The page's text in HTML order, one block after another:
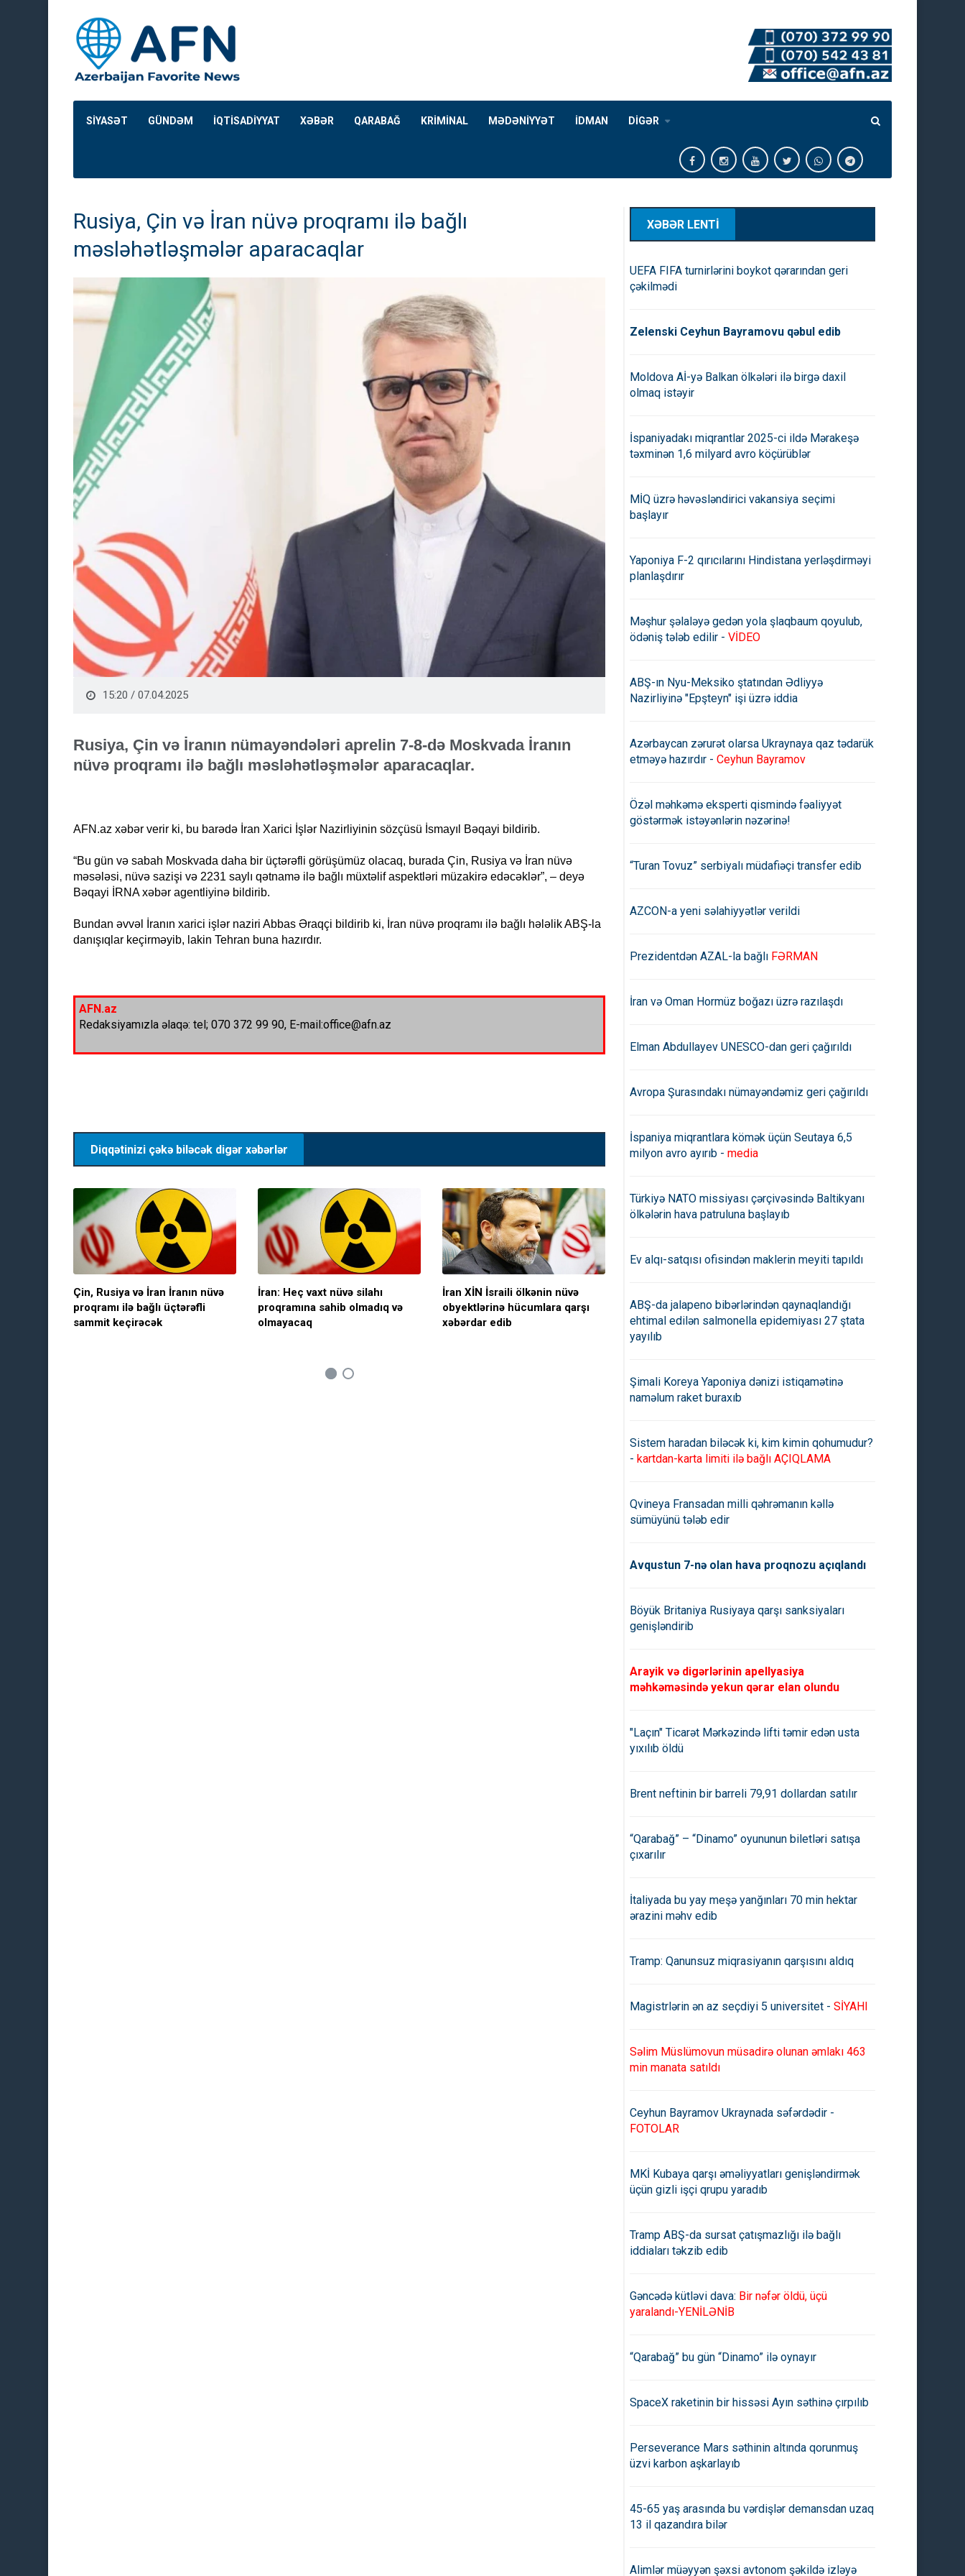
SİYASƏT GÜNDƏM İQTİSADİYYAT XƏBƏR QARABAĞ KRİMİNAL MƏDƏNİYYƏT İDMAN DİGƏR
Rusiya, Çin və İran nüvə proqramı ilə bağlı
məsləhətləşmələr aparacaqlar
15:20 / 07.04.2025
Rusiya, Çin və İranın nümayəndələri aprelin 7-8-də Moskvada İranın
nüvə proqramı ilə bağlı məsləhətləşmələr aparacaqlar.
AFN.az xəbər verir ki, bu barədə İran Xarici İşlər Nazirliyinin sözçüsü İsmayıl Bəqayi bildirib.
“Bu gün və sabah Moskvada daha bir üçtərəfli görüşümüz olacaq, burada Çin, Rusiya və İran nüvə
məsələsi, nüvə sazişi və 2231 saylı qətnamə ilə bağlı müxtəlif aspektləri müzakirə edəcəklər”, – deyə
Bəqayi İRNA xəbər agentliyinə bildirib.
Bundan əvvəl İranın xarici işlər naziri Abbas Əraqçi bildirib ki, İran nüvə proqramı ilə bağlı hələlik ABŞ-la
danışıqlar keçirməyib, lakin Tehran buna hazırdır.
AFN.az
Redaksiyamızla əlaqə: tel; 070 372 99 90, E-mail:office@afn.az
Diqqətinizi çəkə biləcək digər xəbərlər
Çin, Rusiya və İran İranın nüvə
proqramı ilə bağlı üçtərəfli
sammit keçirəcək
İran: Heç vaxt nüvə silahı
proqramına sahib olmadıq və
olmayacaq
İran XİN İsraili ölkənin nüvə
obyektlərinə hücumlara qarşı
xəbərdar edib
danışıqların köhnə formulla
aparılmasına icazə verəcək
nüvə doktrinasında heç bir
dəyişiklik olmayıb
XƏBƏR LENTİ
UEFA FIFA turnirlərini boykot qərarından geri
çəkilmədi
Zelenski Ceyhun Bayramovu qəbul edib
Moldova Aİ-yə Balkan ölkələri ilə birgə daxil
olmaq istəyir
İspaniyadakı miqrantlar 2025-ci ildə Mərakeşə
təxminən 1,6 milyard avro köçürüblər
MİQ üzrə həvəsləndirici vakansiya seçimi
başlayır
Yaponiya F-2 qırıcılarını Hindistana yerləşdirməyi
planlaşdırır
Məşhur şəlaləyə gedən yola şlaqbaum qoyulub,
ödəniş tələb edilir - VİDEO
ABŞ-ın Nyu-Meksiko ştatından Ədliyyə
Nazirliyinə "Epşteyn" işi üzrə iddia
Azərbaycan zərurət olarsa Ukraynaya qaz tədarük
etməyə hazırdır - Ceyhun Bayramov
Özəl məhkəmə eksperti qismində fəaliyyət
göstərmək istəyənlərin nəzərinə!
“Turan Tovuz” serbiyalı müdafiəçi transfer edib
AZCON-a yeni səlahiyyətlər verildi
Prezidentdən AZAL-la bağlı FƏRMAN
İran və Oman Hormüz boğazı üzrə razılaşdı
Elman Abdullayev UNESCO-dan geri çağırıldı
Avropa Şurasındakı nümayəndəmiz geri çağırıldı
İspaniya miqrantlara kömək üçün Seutaya 6,5
milyon avro ayırıb - media
Türkiyə NATO missiyası çərçivəsində Baltikyanı
ölkələrin hava patruluna başlayıb
Ev alqı-satqısı ofisindən maklerin meyiti tapıldı
ABŞ-da jalapeno bibərlərindən qaynaqlandığı
ehtimal edilən salmonella epidemiyası 27 ştata
yayılıb
Şimali Koreya Yaponiya dənizi istiqamətinə
naməlum raket buraxıb
Sistem haradan biləcək ki, kim kimin qohumudur?
- kartdan-karta limiti ilə bağlı AÇIQLAMA
Qvineya Fransadan milli qəhrəmanın kəllə
sümüyünü tələb edir
Avqustun 7-nə olan hava proqnozu açıqlandı
Böyük Britaniya Rusiyaya qarşı sanksiyaları
genişləndirib
Arayik və digərlərinin apellyasiya
məhkəməsində yekun qərar elan olundu
"Laçın" Ticarət Mərkəzində lifti təmir edən usta
yıxılıb öldü
Brent neftinin bir barreli 79,91 dollardan satılır
“Qarabağ” – “Dinamo” oyununun biletləri satışa
çıxarılır
İtaliyada bu yay meşə yanğınları 70 min hektar
ərazini məhv edib
Tramp: Qanunsuz miqrasiyanın qarşısını aldıq
Magistrlərin ən az seçdiyi 5 universitet - SİYAHI
Səlim Müslümovun müsadirə olunan əmlakı 463
min manata satıldı
Ceyhun Bayramov Ukraynada səfərdədir -
FOTOLAR
MKİ Kubaya qarşı əməliyyatları genişləndirmək
üçün gizli işçi qrupu yaradıb
Tramp ABŞ-da sursat çatışmazlığı ilə bağlı
iddiaları təkzib edib
Gəncədə kütləvi dava: Bir nəfər öldü, üçü
yaralandı-YENİLƏNİB
“Qarabağ” bu gün “Dinamo” ilə oynayır
SpaceX raketinin bir hissəsi Ayın səthinə çırpılıb
Perseverance Mars səthinin altında qorunmuş
üzvi karbon aşkarlayıb
45-65 yaş arasında bu vərdişlər demansdan uzaq
13 il qazandıra bilər
Alimlər müəyyən şəxsi avtonom şəkildə izləyə